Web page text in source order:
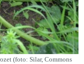
(foto: Silar, Commons